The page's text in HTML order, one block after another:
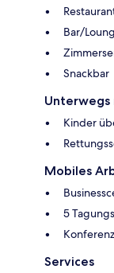
Bar/
Snackbar
Unterwegs
Kinder
Mobiles
5
Services